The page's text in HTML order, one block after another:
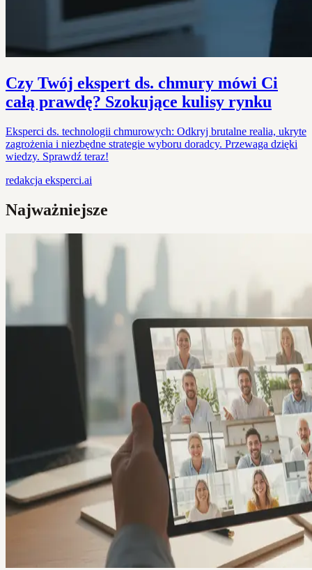
Czy Twój ekspert ds. chmury mówi Ci
całą prawdę? Szokujące kulisy rynku
Eksperci ds. technologii chmurowych: Odkryj brutalne realia, ukryte
zagrożenia i niezbędne strategie wyboru doradcy. Przewaga dzięki
wiedzy. Sprawdź teraz!
redakcja eksperci.ai
Najważniejsze